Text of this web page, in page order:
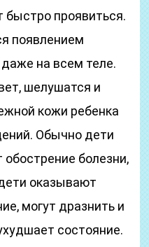
проявиться.
появлением
даже на всем теле.
шелушатся и
кожи ребенка
Обычно дети
болезни,
оказывают
могут дразнить и
состояние.